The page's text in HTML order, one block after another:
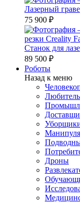
Лазерный
75 900 ₽
Станок для
89 500 ₽
Роботы
Назад к меню
Дроны